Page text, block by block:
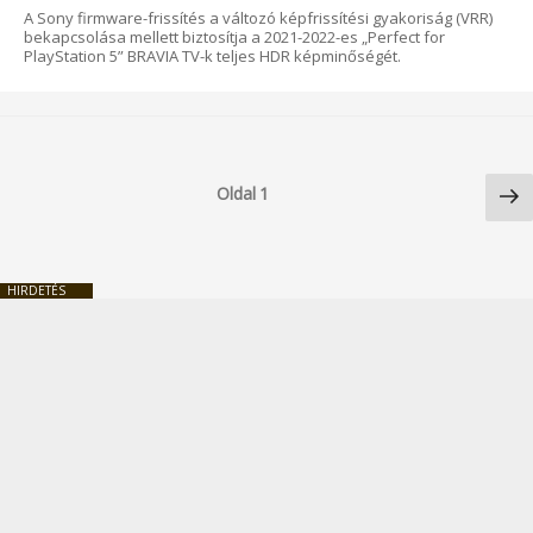
A Sony firmware-frissítés a változó képfrissítési gyakoriság (VRR)
bekapcsolása mellett biztosítja a 2021-2022-es „Perfect for
PlayStation 5” BRAVIA TV-k teljes HDR képminőségét.
Oldal 1
HIRDETÉS